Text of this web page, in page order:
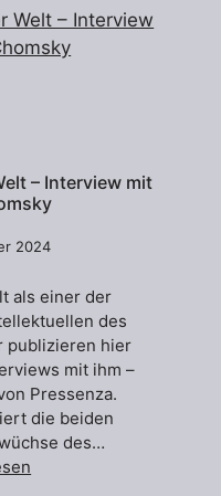
– Interview mit
2024
als einer der
des
publizieren hier
mit ihm –
Pressenza.
die beiden
des…